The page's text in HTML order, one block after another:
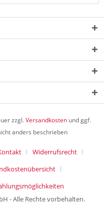
zzgl.Versandkosten und ggf.
anders beschrieben
Widerrufsrecht
- Alle Rechte vorbehalten.